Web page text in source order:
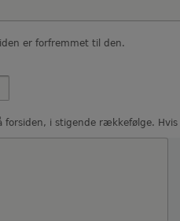
er forfremmet til den.
forsiden, i stigende rækkefølge.